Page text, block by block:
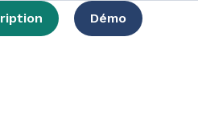
Démo